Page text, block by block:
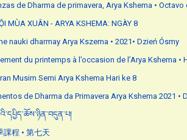
de Dharma de primavera, Arya Kshema • Octavo
MÙA XUÂN - ARYA KSHEMA: NGÀY 8
nauki dharmay Arya Kszema • 2021• Dzień Ósmy
du printemps à l’occasion de l’Arya Kshema •
Musim Semi Arya Kshema Hari ke 8
de Dharma da Primavera Arya Kshema 2021 •
課程 • 第七天